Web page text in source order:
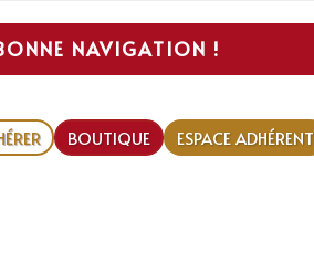
NAVIGATION !
BOUTIQUE ESPACE ADHÉRENT